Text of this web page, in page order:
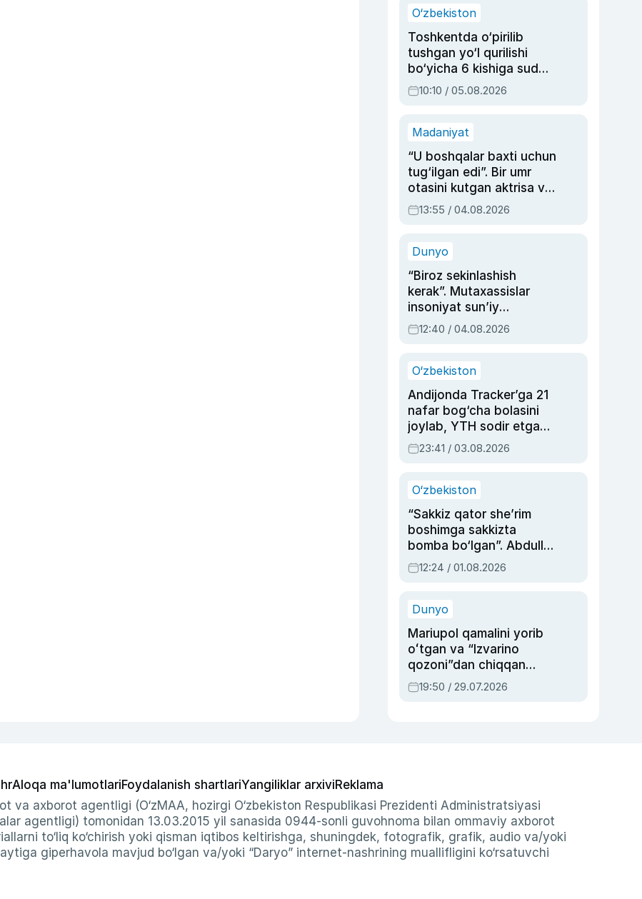
O‘zbekiston
Toshkentda o‘pirilib
tushgan yo‘l qurilishi
bo‘yicha 6 kishiga sud
hukmi o‘qildi
10:10 / 05.08.2026
Madaniyat
“U boshqalar baxti uchun
tug‘ilgan edi”. Bir umr
otasini kutgan aktrisa va
dublyaj ustasi Rimma
Ahmedovaning
13:55 / 04.08.2026
Dunyo
“Biroz sekinlashish
kerak”. Mutaxassislar
insoniyat sun’iy
intellektni boshqara
olmay qolishidan xavotir
12:40 / 04.08.2026
O‘zbekiston
Andijonda Tracker’ga 21
nafar bog‘cha bolasini
joylab, YTH sodir etgan
ayolga sud hukmi o‘qildi
23:41 / 03.08.2026
O‘zbekiston
“Sakkiz qator she’rim
boshimga sakkizta
bomba bo‘lgan”. Abdulla
Oripovni siyosiy
ayblovlardan asrab
12:24 / 01.08.2026
Dunyo
Mariupol qamalini yorib
oʻtgan va “Izvarino
qozoni”dan chiqqan
qahramon — Ukraina
armiyasi bosh
19:50 / 29.07.2026
Aloqa ma'lumotlariFoydalanish shartlariYangiliklar arxiviReklama
va axborot agentligi (O‘zMAA, hozirgi O‘zbekiston Respublikasi Prezidenti Administratsiyasi
agentligi) tomonidan 13.03.2015 yil sanasida 0944-sonli guvohnoma bilan ommaviy axborot
to‘liq ko‘chirish yoki qisman iqtibos keltirishga, shuningdek, fotografik, grafik, audio va/yoki
giperhavola mavjud bo‘lgan va/yoki “Daryo” internet-nashrining muallifligini ko‘rsatuvchi